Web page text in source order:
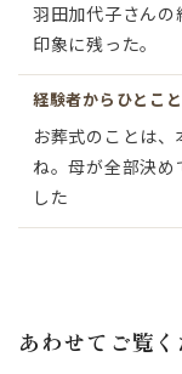
羽田加代子さん
印象に残った。
経験者からひとこと
お葬式のことは
ね。母が全部決
した
あわせてご覧く